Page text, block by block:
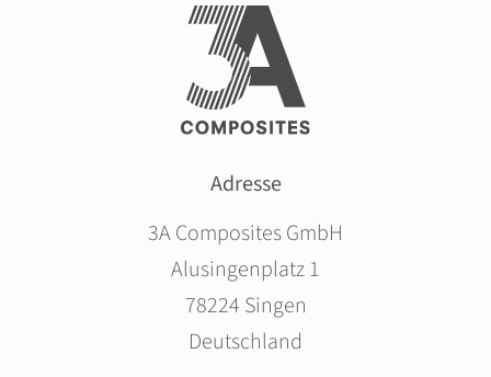
Adresse
3A Composites GmbH
Alusingenplatz 1
78224 Singen
Deutschland